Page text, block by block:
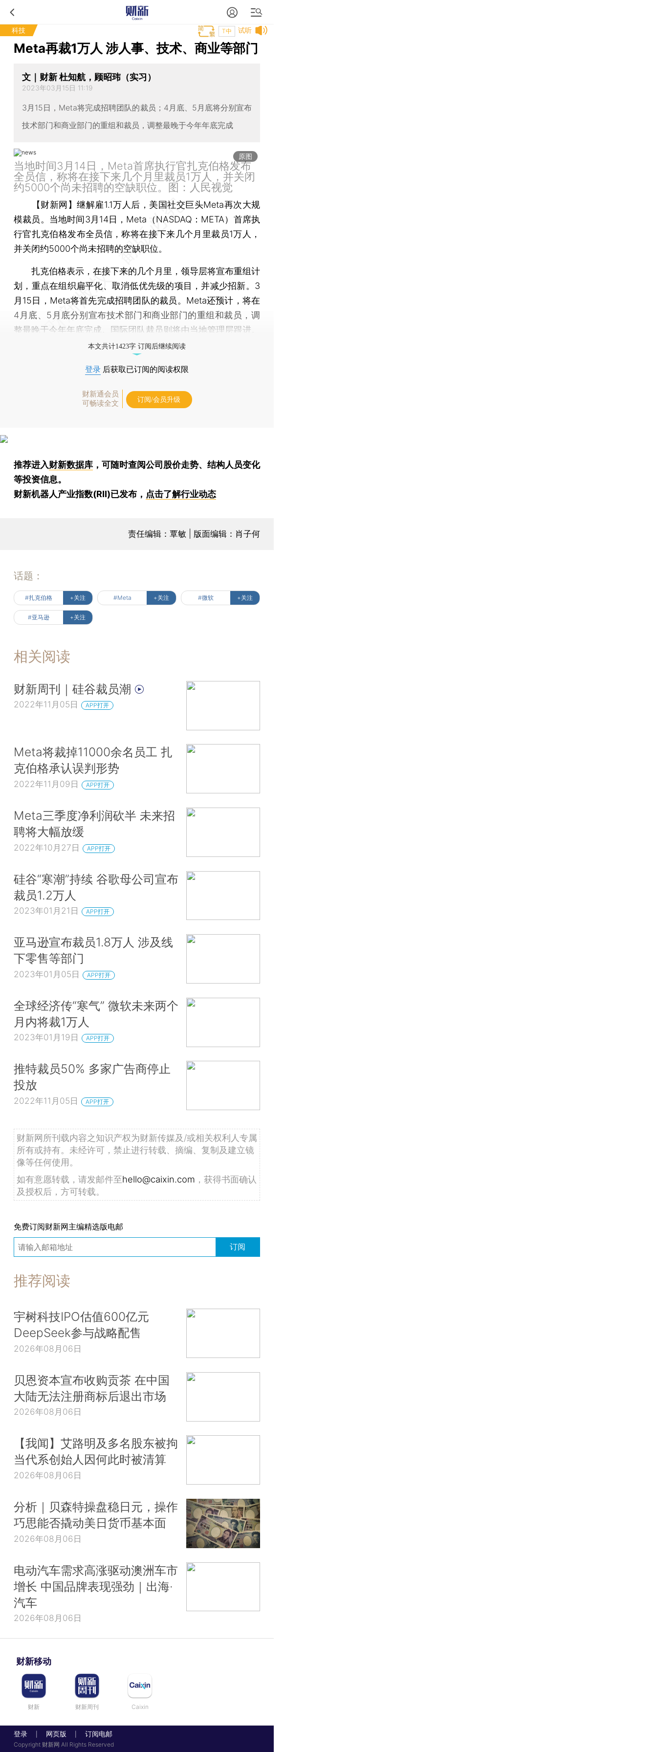
科技 试听
T中
Meta再裁1万人 涉人事、技术、商业等部门
文｜财新 杜知航，顾昭玮（实习）
2023年03月15日 11:19
3月15日，Meta将完成招聘团队的裁员；4月底、5月底将分别宣布
技术部门和商业部门的重组和裁员，调整最晚于今年年底完成
原图
当地时间3月14日，Meta首席执行官扎克伯格发布
全员信，称将在接下来几个月里裁员1万人，并关闭
约5000个尚未招聘的空缺职位。图：人民视觉
【财新网】继解雇1.1万人后，美国社交巨头Meta再次大规
模裁员。当地时间3月14日，Meta（NASDAQ：META）首席执
行官扎克伯格发布全员信，称将在接下来几个月里裁员1万人，
并关闭约5000个尚未招聘的空缺职位。
扎克伯格表示，在接下来的几个月里，领导层将宣布重组计
划，重点在组织扁平化、取消低优先级的项目，并减少招新。3
月15日，Meta将首先完成招聘团队的裁员。Meta还预计，将在
4月底、5月底分别宣布技术部门和商业部门的重组和裁员，调
整最晚于今年年底完成。国际团队裁员则将由当地管理层跟进。
本文共计1423字 订阅后继续阅读
登录 后获取已订阅的阅读权限
财新通会员
可畅读全文
订阅/会员升级
推荐进入财新数据库 ，可随时查阅公司股价走势、结构人员变化
等投资信息。
财新机器人产业指数(RII)已发布， 点击了解行业动态
责任编辑：覃敏 | 版面编辑：肖子何
话题：
#扎克伯格 +关注 #Meta +关注 #微软 +关注
#亚马逊 +关注
相关阅读
财新周刊｜硅谷裁员潮
2022年11月05日 APP打开
Meta将裁掉11000余名员工 扎
克伯格承认误判形势
2022年11月09日 APP打开
Meta三季度净利润砍半 未来招
聘将大幅放缓
2022年10月27日 APP打开
硅谷“寒潮”持续 谷歌母公司宣布
裁员1.2万人
2023年01月21日 APP打开
亚马逊宣布裁员1.8万人 涉及线
下零售等部门
2023年01月05日 APP打开
全球经济传“寒气” 微软未来两个
月内将裁1万人
2023年01月19日 APP打开
推特裁员50% 多家广告商停止
投放
2022年11月05日 APP打开
财新网所刊载内容之知识产权为财新传媒及/或相关权利人专属
所有或持有。未经许可，禁止进行转载、摘编、复制及建立镜
像等任何使用。
如有意愿转载，请发邮件至hello@caixin.com ，获得书面确认
及授权后，方可转载。
免费订阅财新网主编精选版电邮
订阅
推荐阅读
宇树科技IPO估值600亿元
DeepSeek参与战略配售
2026年08月06日
贝恩资本宣布收购贡茶 在中国
大陆无法注册商标后退出市场
2026年08月06日
【我闻】艾路明及多名股东被拘
当代系创始人因何此时被清算
2026年08月06日
分析｜贝森特操盘稳日元，操作
巧思能否撬动美日货币基本面
2026年08月06日
电动汽车需求高涨驱动澳洲车市
增长 中国品牌表现强劲｜出海·
汽车
2026年08月06日
财新移动
财新 财新周刊 Caixin
登录 网页版 订阅电邮
Copyright 财新网 All Rights Reserved